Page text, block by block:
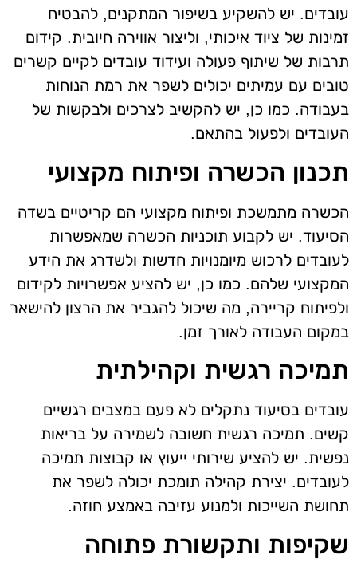
עובדים. יש להשקיע בשיפור המתקנים, להבטיח
זמינות של ציוד איכותי, וליצור אווירה חיובית. קידום
תרבות של שיתוף פעולה ועידוד עובדים לקיים קשרים
טובים עם עמיתים יכולים לשפר את רמת הנוחות
בעבודה. כמו כן, יש להקשיב לצרכים ולבקשות של
העובדים ולפעול בהתאם.
תכנון הכשרה ופיתוח מקצועי
הכשרה מתמשכת ופיתוח מקצועי הם קריטיים בשדה
הסיעוד. יש לקבוע תוכניות הכשרה שמאפשרות
לעובדים לרכוש מיומנויות חדשות ולשדרג את הידע
המקצועי שלהם. כמו כן, יש להציע אפשרויות לקידום
ולפיתוח קריירה, מה שיכול להגביר את הרצון להישאר
במקום העבודה לאורך זמן.
תמיכה רגשית וקהילתית
עובדים בסיעוד נתקלים לא פעם במצבים רגשיים
קשים. תמיכה רגשית חשובה לשמירה על בריאות
נפשית. יש להציע שירותי ייעוץ או קבוצות תמיכה
לעובדים. יצירת קהילה תומכת יכולה לשפר את
תחושת השייכות ולמנוע עזיבה באמצע חוזה.
שקיפות ותקשורת פתוחה